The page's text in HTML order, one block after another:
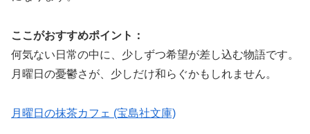
ここがおすすめポイント：
何気ない日常の中に、少しずつ希望が差し込む物語です。
月曜日の憂鬱さが、少しだけ和らぐかもしれません。
月曜日の抹茶カフェ (宝島社文庫)